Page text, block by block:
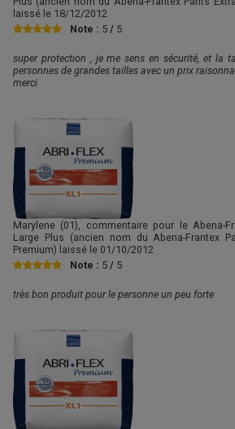
laissé le 18/12/2012
Note : 5 / 5
super protection , je me sens en sécurité, et la
personnes de grandes tailles avec un prix
merci
Marylene (01), commentaire pour le Abena-
Large Plus (ancien nom du Abena-Frantex
Premium) laissé le 01/10/2012
Note : 5 / 5
très bon produit pour le personne un peu forte